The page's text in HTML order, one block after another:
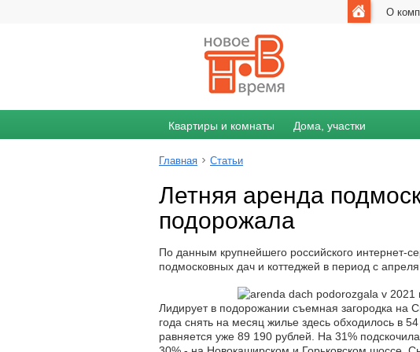
О
Квартиры и комнаты Дома, участки
Главная Статьи
Летняя аренда
подорожала
По данным крупнейшего российского интернет-
подмосковных дач и коттеджей в период с
Лидирует в подорожании съемная загородка
года снять на месяц жилье здесь обходилось в
равняется уже 89 190 рублей. На 31%